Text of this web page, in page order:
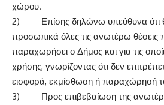
χώρου.
2) Επίσης δηλώνω υπεύθυνα ότι
προσωπικά όλες τις ανωτέρω θέσεις
παραχωρήσει ο Δήμος και για τις
χρήσης, γνωρίζοντας ότι δεν
εισφορά, εκμίσθωση ή παραχώρησή
3) Προς επιβεβαίωση της